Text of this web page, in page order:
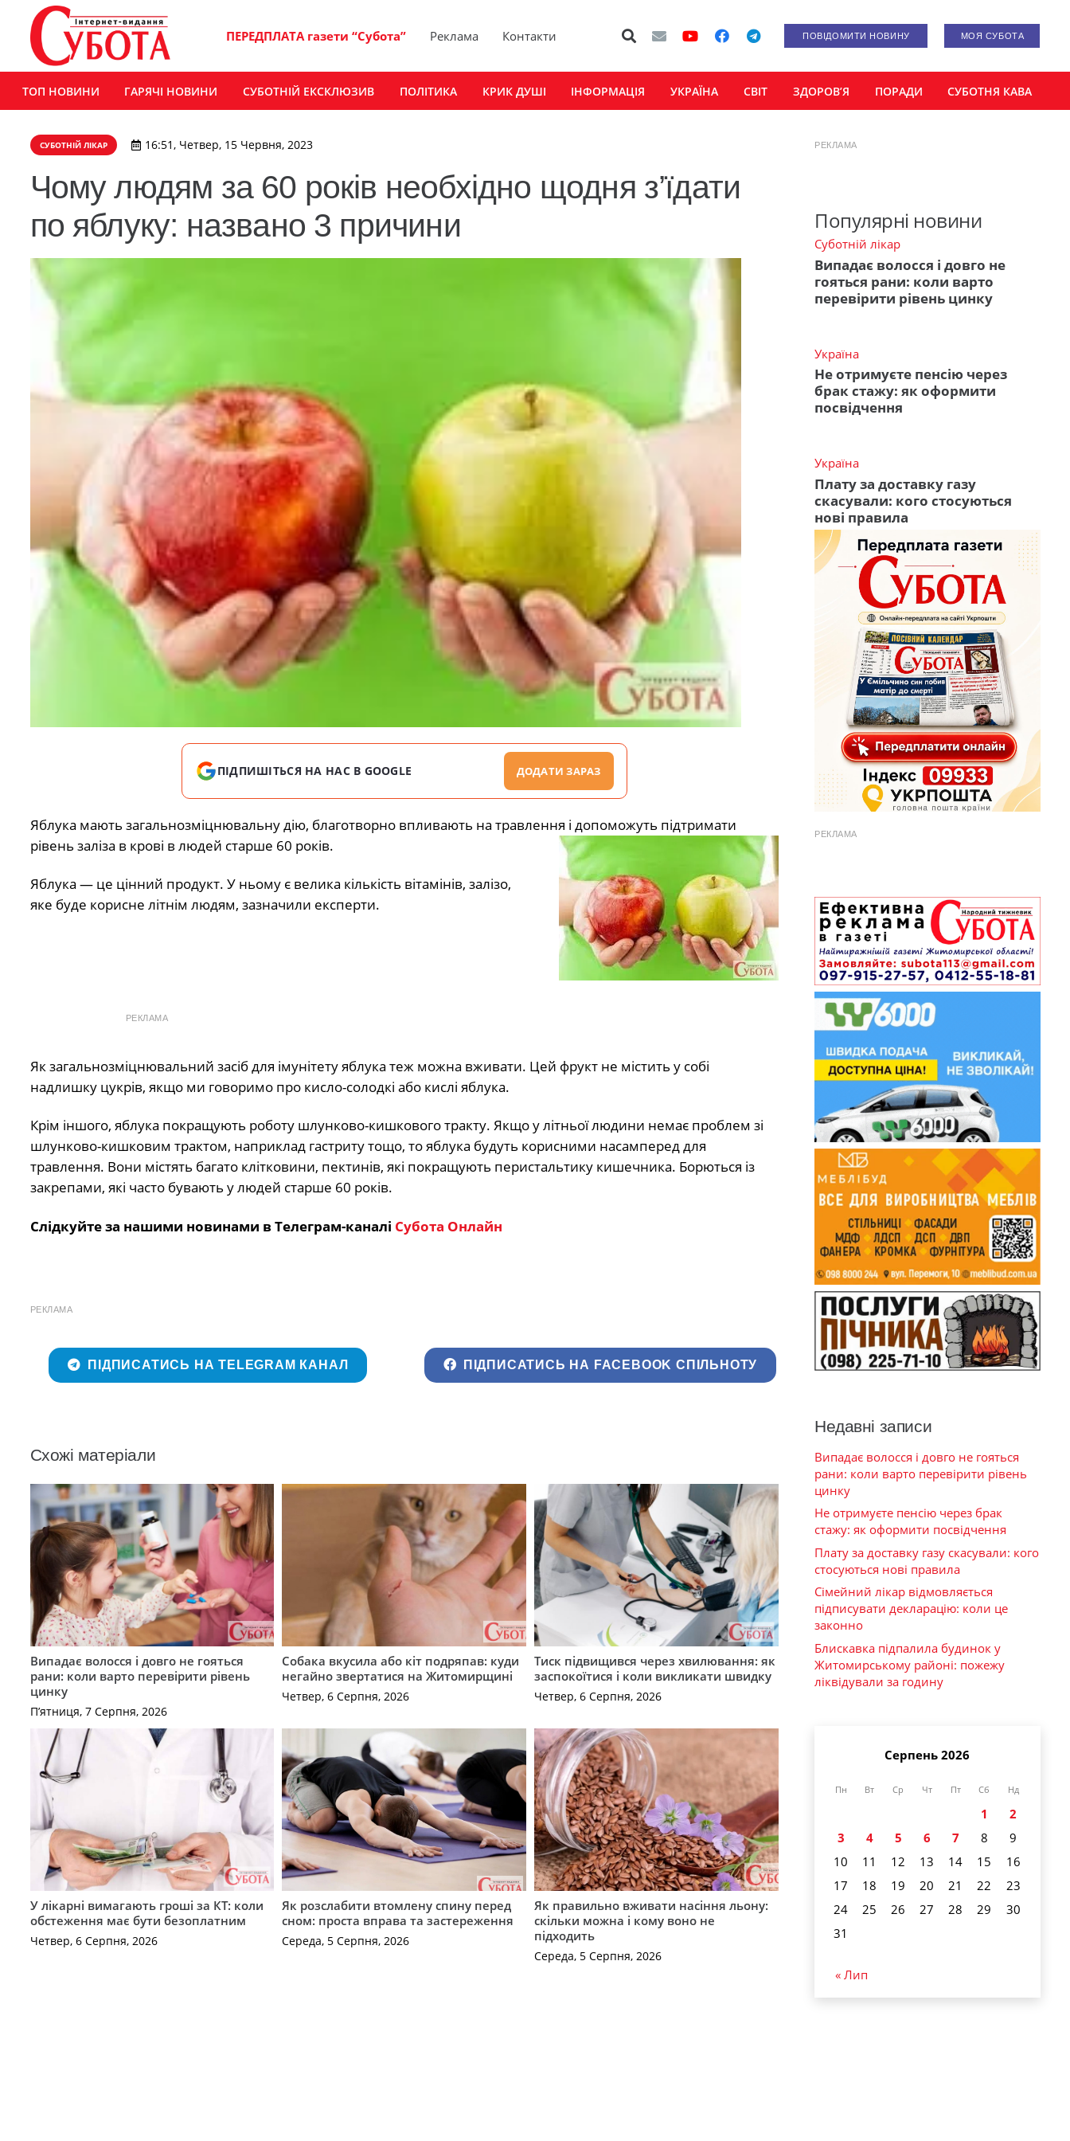
ПЕРЕДПЛАТА газети “Субота” Реклама Контакти ПОВІДОМИТИ НОВИНУ МОЯ СУБОТА
ТОП НОВИНИ ГАРЯЧІ НОВИНИ СУБОТНІЙ ЕКСКЛЮЗИВ ПОЛІТИКА КРИК ДУШІ ІНФОРМАЦІЯ УКРАЇНА СВІТ ЗДОРОВ’Я ПОРАДИ СУБОТНЯ КАВА
СУБОТНІЙ ЛІКАР 16:51, Четвер, 15 Червня, 2023
Чому людям за 60 років необхідно щодня з’їдати
по яблуку: названо 3 причини
ПІДПИШІТЬСЯ НА НАС В GOOGLE ДОДАТИ ЗАРАЗ
Яблука мають загальнозміцнювальну дію, благотворно впливають на травлення і допоможуть підтримати
рівень заліза в крові в людей старше 60 років.
Яблука — це цінний продукт. У ньому є велика кількість вітамінів, залізо,
яке буде корисне літнім людям, зазначили експерти.
РЕКЛАМА
Як загальнозміцнювальний засіб для імунітету яблука теж можна вживати. Цей фрукт не містить у собі
надлишку цукрів, якщо ми говоримо про кисло-солодкі або кислі яблука.
Крім іншого, яблука покращують роботу шлунково-кишкового тракту. Якщо у літньої людини немає проблем зі
шлунково-кишковим трактом, наприклад гастриту тощо, то яблука будуть корисними насамперед для
травлення. Вони містять багато клітковини, пектинів, які покращують перистальтику кишечника. Борються із
закрепами, які часто бувають у людей старше 60 років.
Слідкуйте за нашими новинами в Телеграм-каналі Субота Онлайн
РЕКЛАМА
ПІДПИСАТИСЬ НА TELEGRAM КАНАЛ ПІДПИСАТИСЬ НА FACEBOOK СПІЛЬНОТУ
Схожі матеріали
Випадає волосся і довго не гояться
рани: коли варто перевірити рівень
цинку
П’ятниця, 7 Серпня, 2026
Собака вкусила або кіт подряпав: куди
негайно звертатися на Житомирщині
Четвер, 6 Серпня, 2026
Тиск підвищився через хвилювання: як
заспокоїтися і коли викликати швидку
Четвер, 6 Серпня, 2026
У лікарні вимагають гроші за КТ: коли
обстеження має бути безоплатним
Четвер, 6 Серпня, 2026
Як розслабити втомлену спину перед
сном: проста вправа та застереження
Середа, 5 Серпня, 2026
Як правильно вживати насіння льону:
скільки можна і кому воно не
підходить
Середа, 5 Серпня, 2026
РЕКЛАМА
Популярні новини
Суботній лікар
Випадає волосся і довго не
гояться рани: коли варто
перевірити рівень цинку
Україна
Не отримуєте пенсію через
брак стажу: як оформити
посвідчення
Україна
Плату за доставку газу
скасували: кого стосуються
нові правила
РЕКЛАМА
Недавні записи
Випадає волосся і довго не гояться
рани: коли варто перевірити рівень
цинку
Не отримуєте пенсію через брак
стажу: як оформити посвідчення
Плату за доставку газу скасували: кого
стосуються нові правила
Сімейний лікар відмовляється
підписувати декларацію: коли це
законно
Блискавка підпалила будинок у
Житомирському районі: пожежу
ліквідували за годину
Серпень 2026
Пн Вт Ср Чт Пт Сб Нд
1
2
3
4 5 6 7 8
9
10
11 12 13 14 15
16
17
18 19 20 21 22
23
24
25 26 27 28 29
30
31
« Лип